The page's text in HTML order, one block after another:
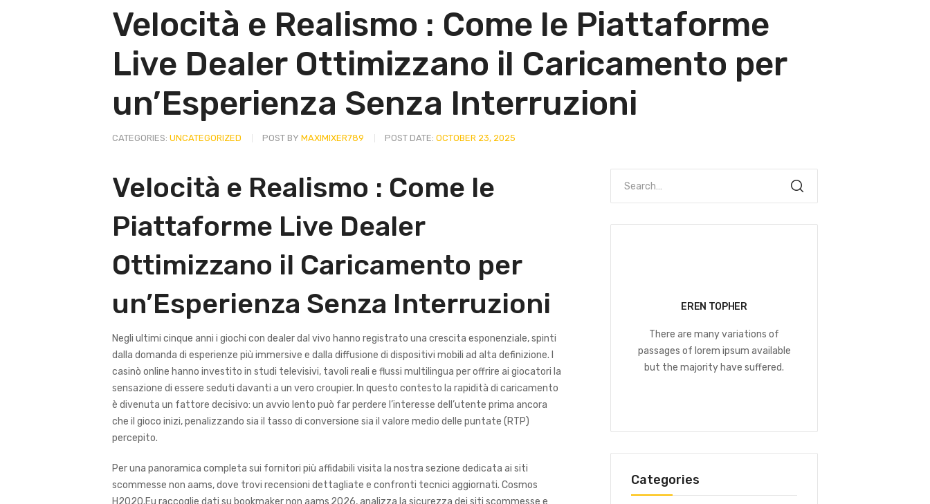
Velocità e Realismo : Come le Piattaforme
Live Dealer Ottimizzano il Caricamento per
un’Esperienza Senza Interruzioni
CATEGORIES: UNCATEGORIZED POST BY MAXIMIXER789 POST DATE: OCTOBER 23, 2025
Velocità e Realismo : Come le
Piattaforme Live Dealer
Ottimizzano il Caricamento per
un’Esperienza Senza Interruzioni
Negli ultimi cinque anni i giochi con dealer dal vivo hanno registrato una crescita esponenziale, spinti
dalla domanda di esperienze più immersive e dalla diffusione di dispositivi mobili ad alta definizione. I
casinò online hanno investito in studi televisivi, tavoli reali e flussi multilingua per offrire ai giocatori la
sensazione di essere seduti davanti a un vero croupier. In questo contesto la rapidità di caricamento
è divenuta un fattore decisivo: un avvio lento può far perdere l’interesse dell’utente prima ancora
che il gioco inizi, penalizzando sia il tasso di conversione sia il valore medio delle puntate (RTP)
percepito.
Per una panoramica completa sui fornitori più affidabili visita la nostra sezione dedicata ai siti
scommesse non aams, dove trovi recensioni dettagliate e confronti tecnici aggiornati. Cosmos
H2020.Eu raccoglie dati su bookmaker non aams 2026, analizza la sicurezza dei siti scommesse e
EREN TOPHER
There are many variations of
passages of lorem ipsum available
but the majority have suffered.
Categories